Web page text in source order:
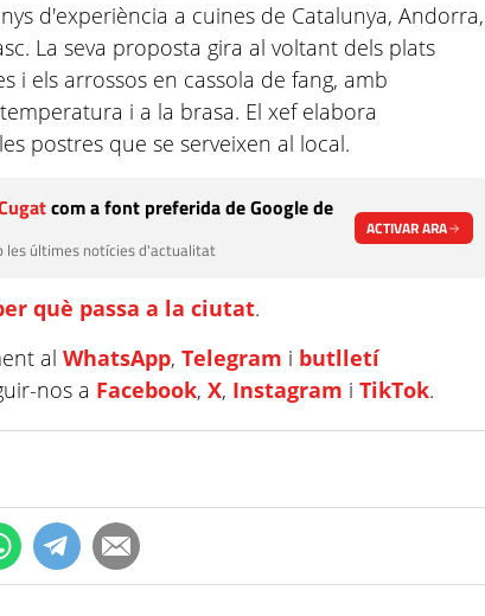
d'experiència a cuines de Catalunya, Andorra,
La seva proposta gira al voltant dels plats
i els arrossos en cassola de fang, amb
i a la brasa. El xef elabora
postres que se serveixen al local.
com a font preferida de Google de
les últimes notícies d'actualitat
ACTIVAR ARA
què passa a la ciutat.
alWhatsApp,Telegram i butlletí
nos a Facebook,X, Instagram iTikTok.